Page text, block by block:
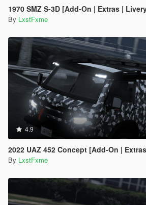
1970 SMZ S-3D [Add-On | Extras |
By LxstFxme
4.9
2022 UAZ 452 Concept [Add-On |
By LxstFxme